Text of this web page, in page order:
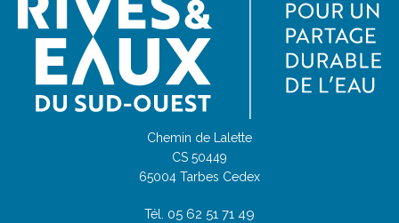
Chemin de Lalette
CS 50449
65004 Tarbes Cedex
Tél. 05 62 51 71 49